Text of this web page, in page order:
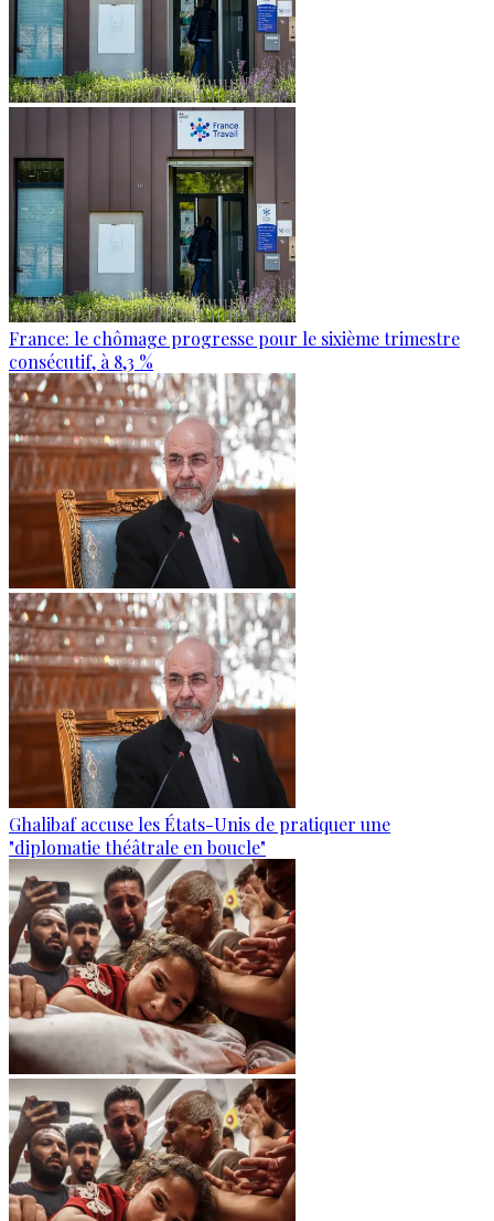
France: le chômage progresse pour le sixième trimestre
consécutif, à 8,3 %
Ghalibaf accuse les États-Unis de pratiquer une
"diplomatie théâtrale en boucle"